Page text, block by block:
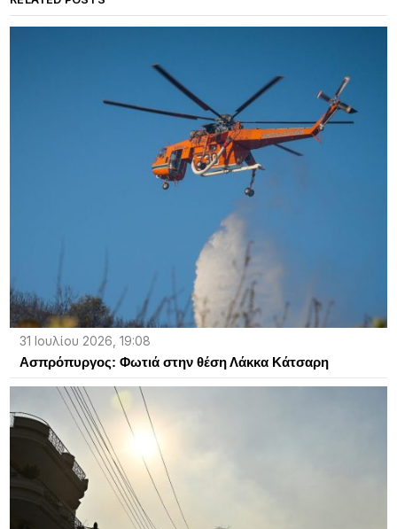
31 Ιουλίου 2026, 19:08
Ασπρόπυργος: Φωτιά στην θέση Λάκκα Κάτσαρη